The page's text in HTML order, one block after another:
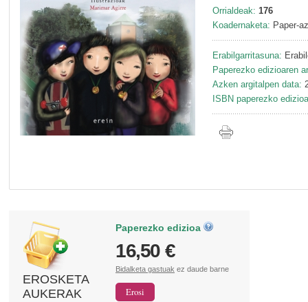
Orrialdeak: 176
Koadernaketa: Paper-
Erabilgarritasuna:
Paperezko edizioaren
Azken argitalpen data:
ISBN paperezko
EROSKETA
AUKERAK
Paperezko edizioa
16,50 €
Bidalketa gastuak ez daude barne